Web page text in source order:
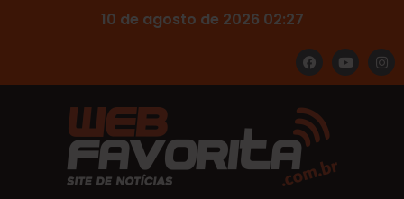
10 de agosto de 2026 02:27